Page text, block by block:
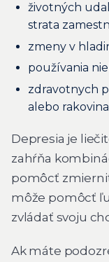
životných
strata
zmeny v
používania
zdravotnych
alebo
Depresia je
zahŕňa
pomôcť
môže pomôcť
zvládať svoju
Ak máte